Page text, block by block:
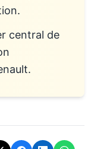
central de